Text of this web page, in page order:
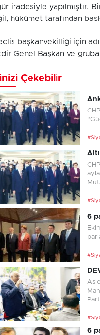
iradesiyle yapılmıştır.
hükümet tarafından
başkanvekilliği için
Genel Başkan ve
Çekebilir
6
6